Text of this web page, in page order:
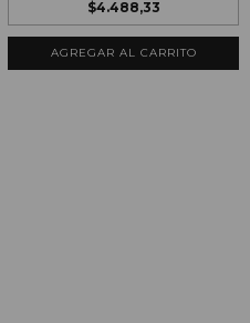
$4.488,33